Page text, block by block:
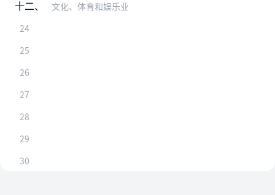
十二、
文化、体育和娱乐业
24
25
26
27
28
29
30